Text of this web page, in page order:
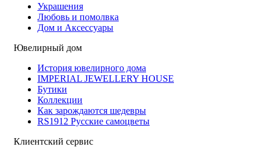
Украшения
Любовь и помолвка
Дом и Аксессуары
Ювелирный дом
История ювелирного дома
IMPERIAL JEWELLERY HOUSE
Бутики
Коллекции
Как зарождаются шедевры
RS1912 Русские самоцветы
Клиентский сервис